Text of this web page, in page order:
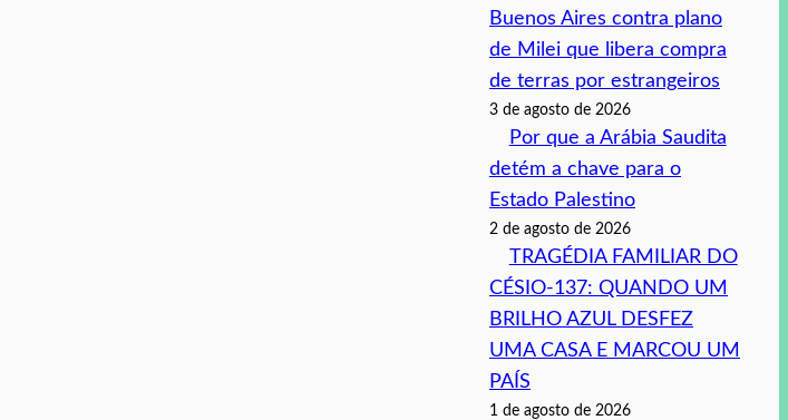
Buenos Aires contra plano
de Milei que libera compra
de terras por estrangeiros
3 de agosto de 2026
Por que a Arábia Saudita
detém a chave para o
Estado Palestino
2 de agosto de 2026
TRAGÉDIA FAMILIAR DO
CÉSIO-137: QUANDO UM
BRILHO AZUL DESFEZ
UMA CASA E MARCOU UM
PAÍS
1 de agosto de 2026